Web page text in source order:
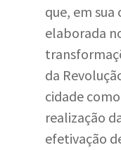
que, em
elaborada
da
cidade
realização
efetivação